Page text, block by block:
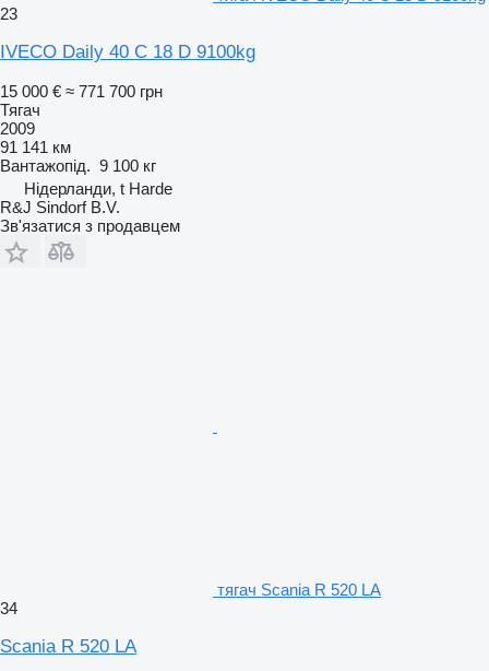
23
IVECO Daily 40 C 18 D 9100kg
15 000 € ≈ 771 700 грн
Тягач
2009
91 141 км
Вантажопід. 9 100 кг
Нідерланди, t Harde
R&J Sindorf B.V.
Зв'язатися з продавцем
тягач Scania R 520 LA
34
Scania R 520 LA